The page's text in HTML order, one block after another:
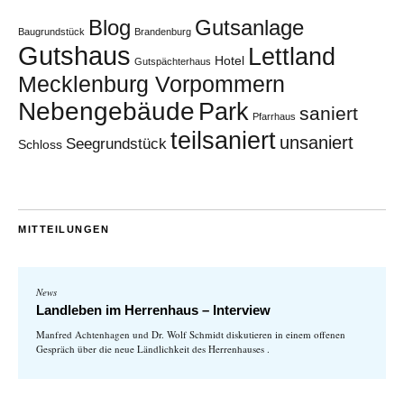
Baugrundstück Blog Brandenburg Gutsanlage
Gutshaus Gutspächterhaus Hotel Lettland
Mecklenburg Vorpommern
Nebengebäude Park Pfarrhaus saniert
Schloss Seegrundstück teilsaniert unsaniert
MITTEILUNGEN
News
Landleben im Herrenhaus – Interview
Manfred Achtenhagen und Dr. Wolf Schmidt diskutieren in einem offenen
Gespräch über die neue Ländlichkeit des Herrenhauses .